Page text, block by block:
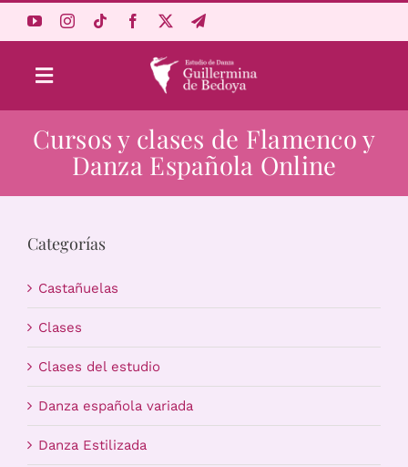
Toggle
Navigation
Aprende Online
Estudio
Carrito
Cursos y clases de Flamenco y
Danza Española Online
Categorías
Castañuelas
Clases
Clases del estudio
Danza española variada
Danza Estilizada